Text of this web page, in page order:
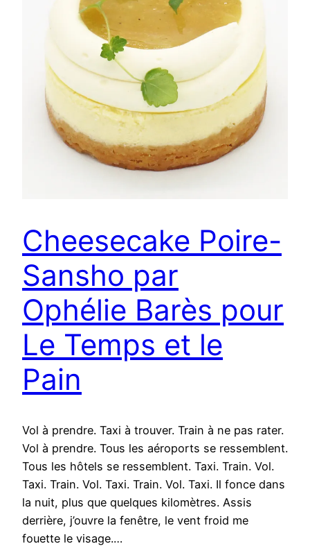
Cheesecake Poire-
Sansho par
Ophélie Barès pour
Le Temps et le
Pain
Vol à prendre. Taxi à trouver. Train à ne pas rater.
Vol à prendre. Tous les aéroports se ressemblent.
Tous les hôtels se ressemblent. Taxi. Train. Vol.
Taxi. Train. Vol. Taxi. Train. Vol. Taxi. Il fonce dans
la nuit, plus que quelques kilomètres. Assis
derrière, j’ouvre la fenêtre, le vent froid me
fouette le visage.…